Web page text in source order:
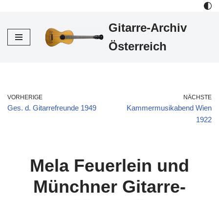
Inhalt
Gitarre-Archiv
Österreich
VORHERIGE
Ges. d. Gitarrefreunde 1949
NÄCHSTE
Kammermusikabend Wien
1922
Mela Feuerlein und
Münchner Gitarre-